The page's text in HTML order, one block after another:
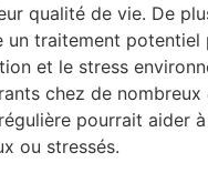
qualité de vie. De
un traitement potentiel
et le stress
chez de nombreux
pourrait aider
ou stressés.